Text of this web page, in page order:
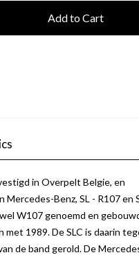
Add to Cart
in Overpelt Belgie, en
Mercedes-Benz, SL - R107 en
W107 genoemd en
met 1989. De SLC is daarin
de band gerold. De